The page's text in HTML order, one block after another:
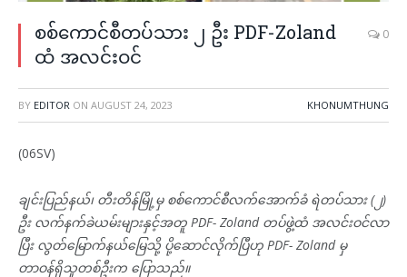
စစ်ကောင်စီတပ်သား ၂ ဦး PDF-Zoland
ထံ အလင်းဝင်
0
BY EDITOR ON AUGUST 24, 2023 KHONUMTHUNG
(06SV)
ချင်းပြည်နယ်၊ တီးတိန်မြို့မှ စစ်ကောင်စီလက်အောက်ခံ ရဲတပ်သား (၂)
ဦး လက်နက်ခဲယမ်းများနှင့်အတူ PDF- Zoland တပ်ဖွဲ့ထံ အလင်းဝင်လာ
ပြီး လွတ်မြောက်နယ်မြေသို့ ပို့ဆောင်လိုက်ပြီဟု PDF- Zoland မှ
တာဝန်ရှိသူတစ်ဦးက ပြောသည်။